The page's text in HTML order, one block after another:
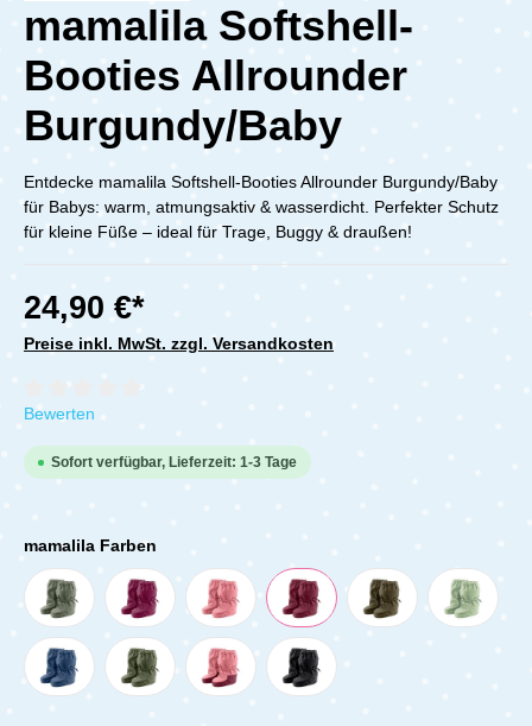
mamalila Softshell-
Booties Allrounder
Burgundy/Baby
Entdecke mamalila Softshell-Booties Allrounder Burgundy/Baby
für Babys: warm, atmungsaktiv & wasserdicht. Perfekter Schutz
für kleine Füße – ideal für Trage, Buggy & draußen!
24,90 €*
Preise inkl. MwSt. zzgl. Versandkosten
Durchschnittliche Bewertung von 0 von 5 Sternen
Bewerten
Sofort verfügbar, Lieferzeit: 1-3 Tage
mamalila Farben